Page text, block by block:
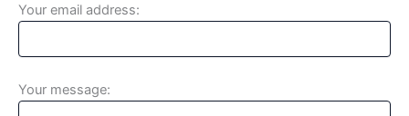
Your email address:
Your message: